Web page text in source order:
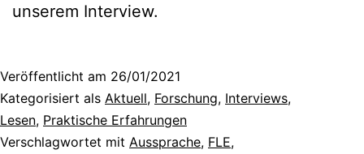
unserem Interview.
Veröffentlicht am 26/01/2021
Kategorisiert als Aktuell, Forschung, Interviews,
Lesen, Praktische Erfahrungen
Verschlagwortet mit Aussprache, FLE,